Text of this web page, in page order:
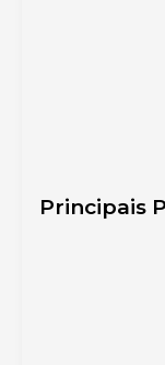
Principais